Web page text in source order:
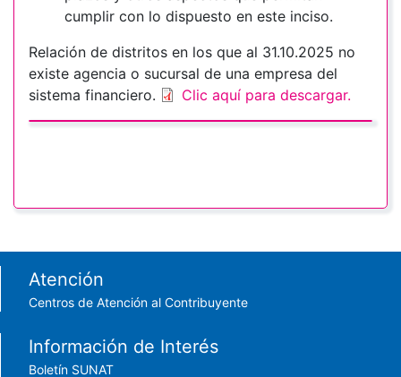
cumplir con lo dispuesto en este inciso.
Relación de distritos en los que al 31.10.2025 no
existe agencia o sucursal de una empresa del
sistema financiero.
Clic aquí para descargar.
Footer menu
Atención
Centros de Atención al Contribuyente
Información de Interés
Boletín SUNAT